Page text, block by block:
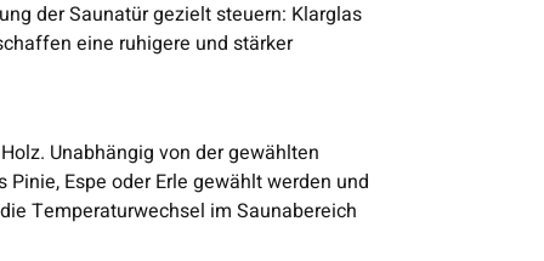
der Saunatür gezielt steuern: Klarglas
eine ruhigere und stärker
Unabhängig von der gewählten
Espe oder Erle gewählt werden und
Temperaturwechsel im Saunabereich